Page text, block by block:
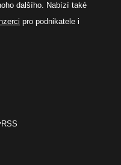
dalšího. Nabízí také
pro podnikatele i
RSS